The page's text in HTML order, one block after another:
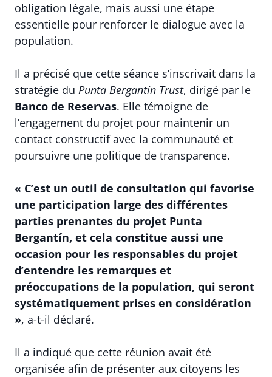
obligation légale, mais aussi une étape
essentielle pour renforcer le dialogue avec la
population.
Il a précisé que cette séance s’inscrivait dans la
stratégie du Punta Bergantín Trust, dirigé par le
Banco de Reservas. Elle témoigne de
l’engagement du projet pour maintenir un
contact constructif avec la communauté et
poursuivre une politique de transparence.
« C’est un outil de consultation qui favorise
une participation large des différentes
parties prenantes du projet Punta
Bergantín, et cela constitue aussi une
occasion pour les responsables du projet
d’entendre les remarques et
préoccupations de la population, qui seront
systématiquement prises en considération
», a-t-il déclaré.
Il a indiqué que cette réunion avait été
organisée afin de présenter aux citoyens les